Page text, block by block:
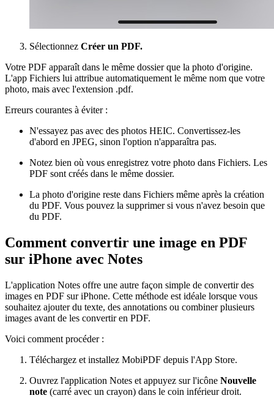
Sélectionnez Créer un PDF.
Votre PDF apparaît dans le même dossier que la photo d'origine.
L'app Fichiers lui attribue automatiquement le même nom que votre
photo, mais avec l'extension .pdf.
Erreurs courantes à éviter :
N'essayez pas avec des photos HEIC. Convertissez-les
d'abord en JPEG, sinon l'option n'apparaîtra pas.
Notez bien où vous enregistrez votre photo dans Fichiers. Les
PDF sont créés dans le même dossier.
La photo d'origine reste dans Fichiers même après la création
du PDF. Vous pouvez la supprimer si vous n'avez besoin que
du PDF.
Comment convertir une image en PDF
sur iPhone avec Notes
L'application Notes offre une autre façon simple de convertir des
images en PDF sur iPhone. Cette méthode est idéale lorsque vous
souhaitez ajouter du texte, des annotations ou combiner plusieurs
images avant de les convertir en PDF.
Voici comment procéder :
Téléchargez et installez MobiPDF depuis l'App Store.
Ouvrez l'application Notes et appuyez sur l'icône Nouvelle
note (carré avec un crayon) dans le coin inférieur droit.